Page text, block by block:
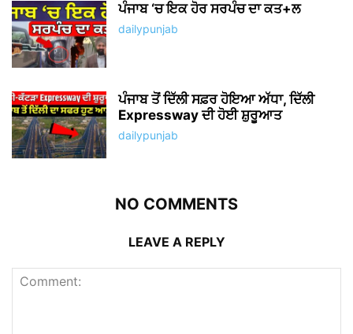
ਪੰਜਾਬ ‘ਚ ਇਕ ਹੋਰ ਸਰਪੰਚ ਦਾ ਕਤ+ਲ
dailypunjab
ਪੰਜਾਬ ਤੋਂ ਦਿੱਲੀ ਸਫ਼ਰ ਹੋਇਆ ਅੱਧਾ, ਦਿੱਲੀ
Expressway ਦੀ ਹੋਈ ਸ਼ੁਰੂਆਤ
dailypunjab
NO COMMENTS
LEAVE A REPLY